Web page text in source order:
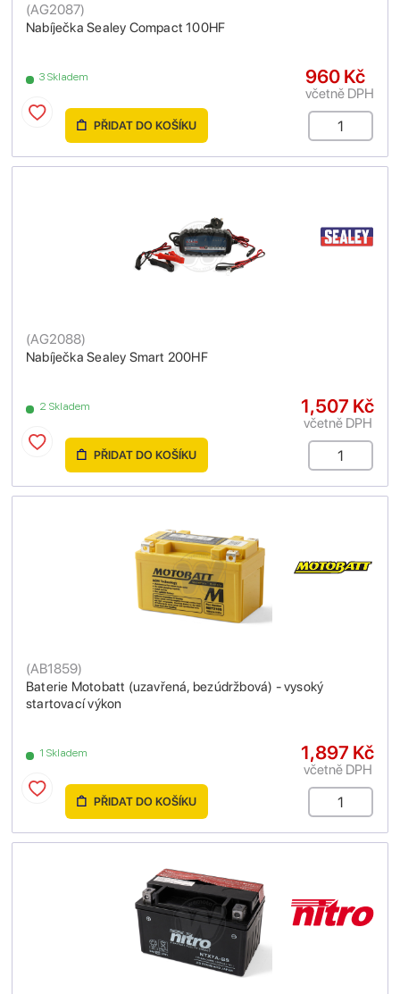
Nabíječka Sealey Compact 100HF
(AG2087)
3 Skladem 960 Kč
včetně DPH
PŘIDAT DO KOŠÍKU
Nabíječka Sealey Smart 200HF
(AG2088)
2 Skladem 1,507 Kč
včetně DPH
PŘIDAT DO KOŠÍKU
Baterie Motobatt (uzavřená, bezúdržbová) - vysoký
startovací výkon
(AB1859)
1 Skladem 1,897 Kč
včetně DPH
PŘIDAT DO KOŠÍKU